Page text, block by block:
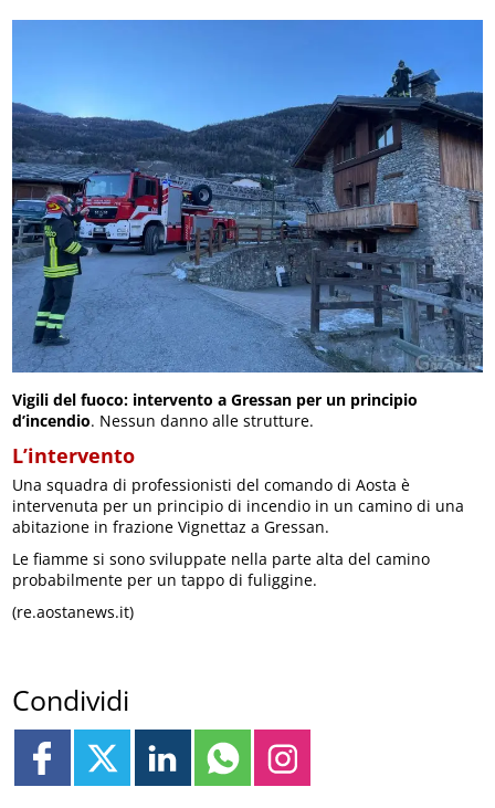
Vigili del fuoco: intervento a Gressan per un principio
d’incendio. Nessun danno alle strutture.
L’intervento
Una squadra di professionisti del comando di Aosta è
intervenuta per un principio di incendio in un camino di una
abitazione in frazione Vignettaz a Gressan.
Le fiamme si sono sviluppate nella parte alta del camino
probabilmente per un tappo di fuliggine.
(re.aostanews.it)
Condividi